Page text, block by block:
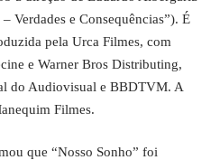
Verdades e Consequências”). É
pela Urca Filmes, com
e Warner Bros Distributing,
do Audiovisual e BBDTVM. A
Filmes.
que “Nosso Sonho” foi